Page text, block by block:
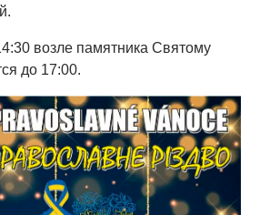
возле памятника Святому
до 17:00.